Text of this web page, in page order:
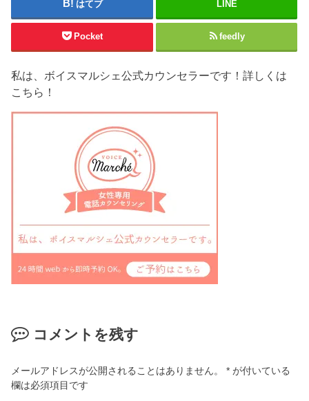
はてブ LINE
Pocket feedly
私は、ボイスマルシェ公式カウンセラーです！詳しくは
こちら！
コメントを残す
メールアドレスが公開されることはありません。 * が付いている
欄は必須項目です